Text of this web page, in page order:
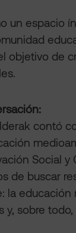
un espacio
de
contó
Social
de buscar
la
y, sobre